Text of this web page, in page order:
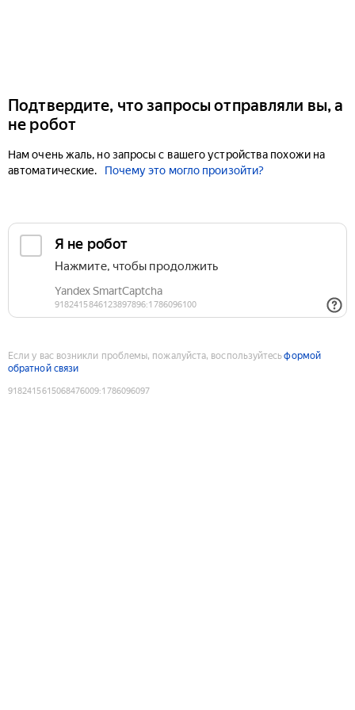
Подтвердите, что запросы отправляли вы, а
не робот
Нам очень жаль, но запросы с вашего устройства похожи на
автоматические.
Почему это могло произойти?
Если у вас возникли проблемы, пожалуйста, воспользуйтесьформой
обратной связи
9182415615068476009:1786096097